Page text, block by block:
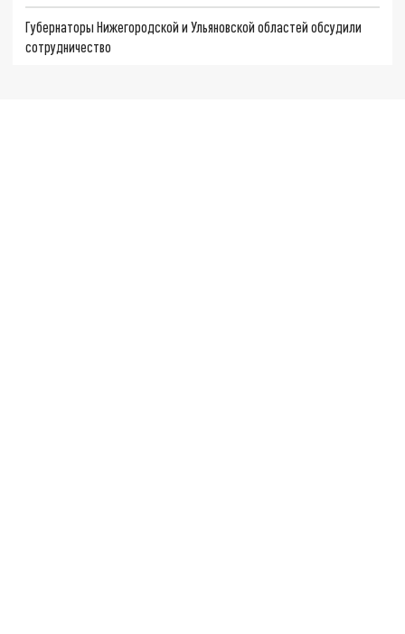
Губернаторы Нижегородской и Ульяновской областей обсудили
сотрудничество